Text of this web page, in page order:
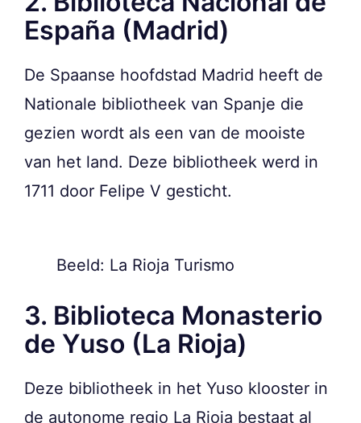
España (Madrid)
De Spaanse hoofdstad Madrid heeft de
Nationale bibliotheek van Spanje die
gezien wordt als een van de mooiste
van het land. Deze bibliotheek werd in
1711 door Felipe V gesticht.
Beeld: La Rioja Turismo
3. Biblioteca Monasterio
de Yuso (La Rioja)
Deze bibliotheek in het Yuso klooster in
de autonome regio La Rioja bestaat al